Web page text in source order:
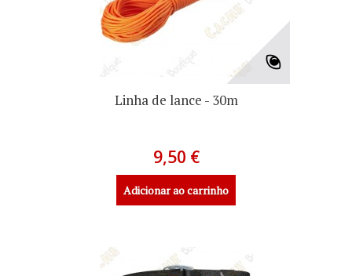
Linha de lance - 30m
9,50 €
Adicionar ao carrinho